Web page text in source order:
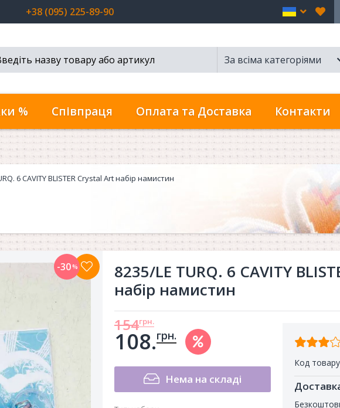
+38 (095) 225-89-90 en
За всіма категоріями
% Співпраця Оплата та Доставка Контакти
6 CAVITY BLISTER Crystal Art набір намистин
-30%
8235/LE TURQ. 6 CAVITY
набір намистин
154грн.
108.грн.
Нема на складі
Код